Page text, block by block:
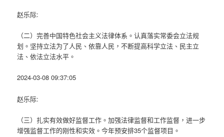
赵乐际:
（二）完善中国特色社会主义法律体系。认真落实常委会立法规
划。坚持立法为了人民、依靠人民，不断提高科学立法、民主立
法、依法立法水平。
2024-03-08 09:37:05
赵乐际:
（三）扎实有效做好监督工作。加强法律监督和工作监督，进一步
增强监督工作的刚性和实效。今年预安排35个监督项目。